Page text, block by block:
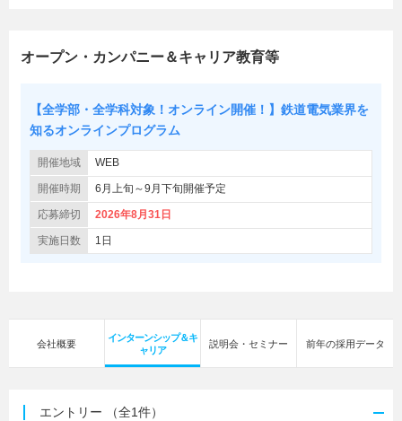
オープン・カンパニー＆キャリア教育等
【全学部・全学科対象！オンライン開催！】鉄道電気業界を
知るオンラインプログラム
開催地域 WEB
開催時期 6月上旬～9月下旬開催予定
応募締切 2026年8月31日
実施日数 1日
会社概要
インターンシップ＆キ
ャリア
説明会・セミナー 前年の採用データ
エントリー （全1件）